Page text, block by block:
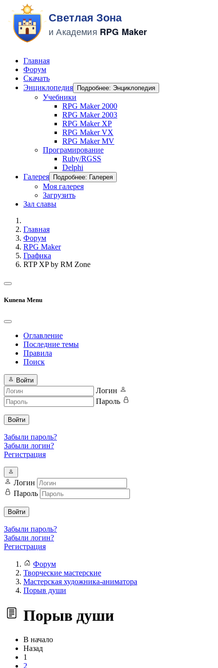
Главная
Форум
Скачать
Энциклопедия
Подробнее: Энциклопедия
Учебники
RPG Maker 2000
RPG Maker 2003
RPG Maker XP
RPG Maker VX
RPG Maker MV
Програмирование
Ruby/RGSS
Delphi
Галерея
Подробнее: Галерея
Моя галерея
Загрузить
Зал славы
Главная
Форум
RPG Maker
Графика
RTP XP by RM Zone
Kunena Menu
Оглавление
Последние темы
Правила
Поиск
Войти
Логин
Пароль
Войти
Забыли пароль?
Забыли логин?
Регистрация
Логин
Пароль
Войти
Забыли пароль?
Забыли логин?
Регистрация
Форум
Творческие мастерские
Мастерская художника-аниматора
Порыв души
Порыв души
В начало
Назад
1
2